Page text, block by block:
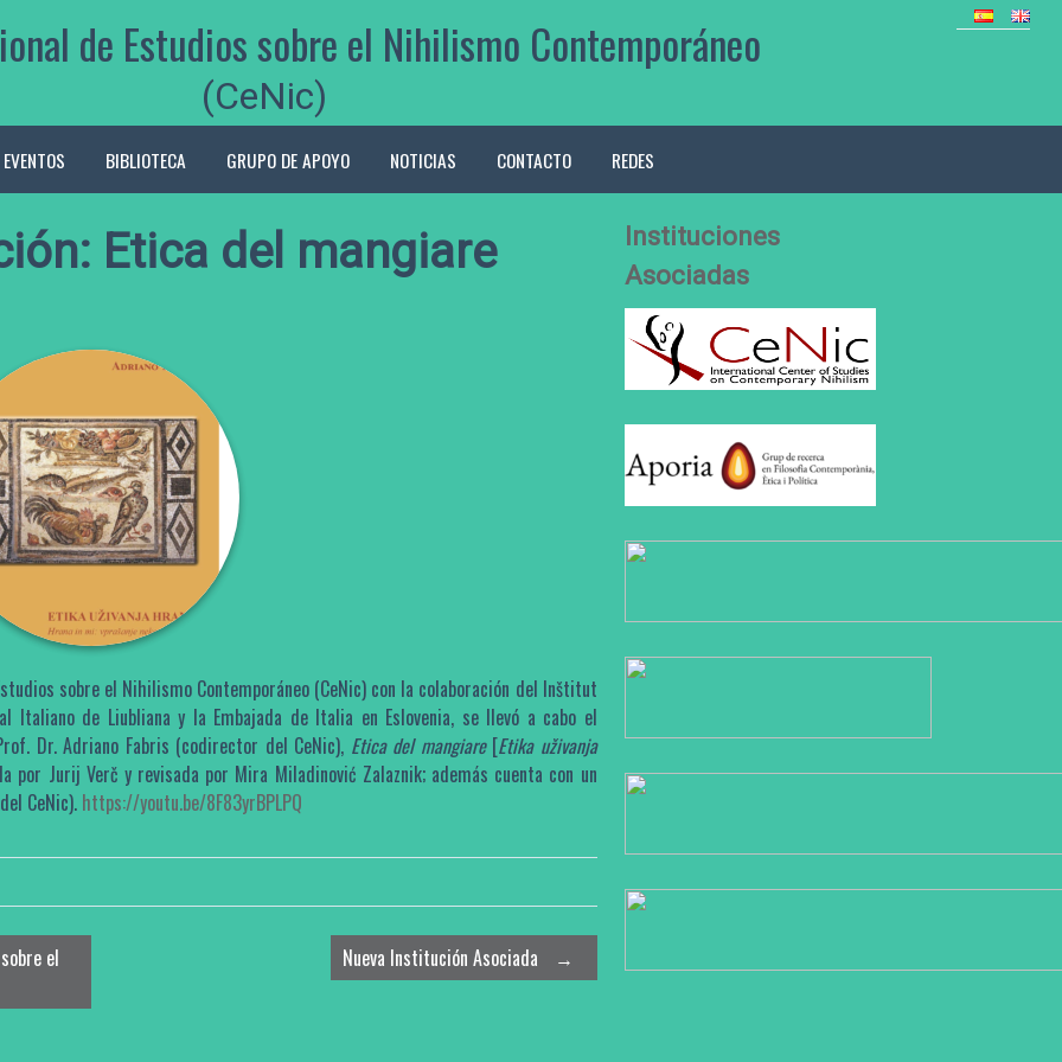
de Estudios sobre el Nihilismo Contemporáneo
(CeNic)
EVENTOS BIBLIOTECA GRUPO DE APOYO NOTICIAS CONTACTO REDES
Etica del mangiare
sobre el Nihilismo Contemporáneo (CeNic) con la colaboración del Inštitut
Italiano de Liubliana y la Embajada de Italia en Eslovenia, se llevó a cabo el
Dr. Adriano Fabris (codirector del CeNic), Etica del mangiare[Etika uživanja
Jurij Verč y revisada por Mira Miladinović Zalaznik; además cuenta con un
CeNic). https://youtu.be/8F83yrBPLPQ
el
Nueva Institución Asociada →
Instituciones
Asociadas